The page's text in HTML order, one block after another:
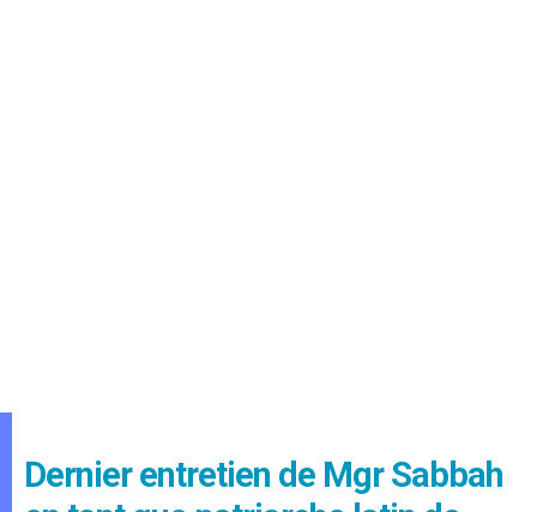
Dernier entretien de Mgr Sabbah